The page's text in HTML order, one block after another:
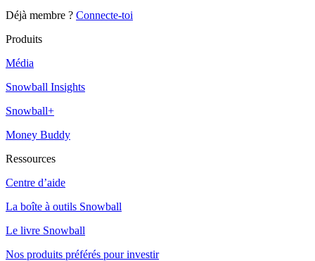
Déjà membre ? Connecte-toi
Produits
Média
Snowball Insights
Snowball+
Money Buddy
Ressources
Centre d’aide
La boîte à outils Snowball
Le livre Snowball
Nos produits préférés pour investir